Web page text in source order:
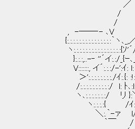
／
/
/ ィニ
, -――‐- ､V ,ｲ=ニ／
{:.:.:.:.:.:.:.:.:.:.:.:.:.:.:｀ヽ､_,
ヽ:.:.:.:.:.:.:.:.:.:.:.:.:.:.:.:{ｿ'´/-､
}:.:.:,..-‐ ''´イ:.:/_{ｰ､_ｿ:l:_/
V:::::::, イ´:.:.:/-':ｲ: l: : :{:/,
＞':.:.:.:.:.:.:.:./ｲ:.{: :!: : :',
/:.:.:.:.:.:.:.:.:.:/ l: ﾄ､:l: :
ヽ､:.:.:.:.:.:.:/ リ }:＼
ヽ:.:.:.:{ /ｲ: ,-{_ﾌ｀＞ ._
＼:.｀-ァ l/ {,rl ll
｀￣ / |_,!.||